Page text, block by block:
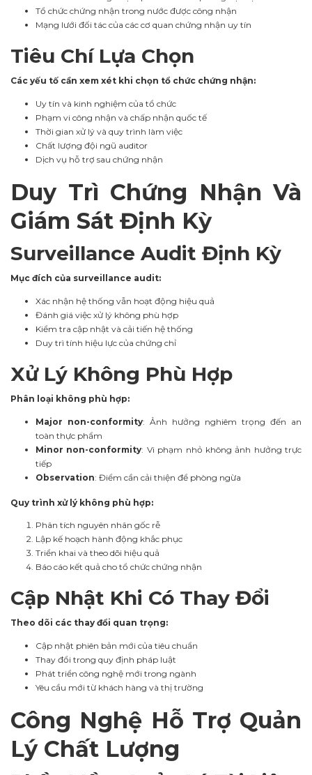
Tổ chức chứng nhận trong nước được công nhận
Mạng lưới đối tác của các cơ quan chứng nhận uy tín
Tiêu Chí Lựa Chọn
Các yếu tố cần xem xét khi chọn tổ chức chứng nhận:
Uy tín và kinh nghiệm của tổ chức
Phạm vi công nhận và chấp nhận quốc tế
Thời gian xử lý và quy trình làm việc
Chất lượng đội ngũ auditor
Dịch vụ hỗ trợ sau chứng nhận
Duy Trì Chứng Nhận Và
Giám Sát Định Kỳ
Surveillance Audit Định Kỳ
Mục đích của surveillance audit:
Xác nhận hệ thống vẫn hoạt động hiệu quả
Đánh giá việc xử lý không phù hợp
Kiểm tra cập nhật và cải tiến hệ thống
Duy trì tính hiệu lực của chứng chỉ
Xử Lý Không Phù Hợp
Phân loại không phù hợp:
Major non-conformity: Ảnh hưởng nghiêm trọng đến an
toàn thực phẩm
Minor non-conformity: Vi phạm nhỏ không ảnh hưởng trực
tiếp
Observation: Điểm cần cải thiện để phòng ngừa
Quy trình xử lý không phù hợp:
Phân tích nguyên nhân gốc rễ
Lập kế hoạch hành động khắc phục
Triển khai và theo dõi hiệu quả
Báo cáo kết quả cho tổ chức chứng nhận
Cập Nhật Khi Có Thay Đổi
Theo dõi các thay đổi quan trọng:
Cập nhật phiên bản mới của tiêu chuẩn
Thay đổi trong quy định pháp luật
Phát triển công nghệ mới trong ngành
Yêu cầu mới từ khách hàng và thị trường
Công Nghệ Hỗ Trợ Quản
Lý Chất Lượng